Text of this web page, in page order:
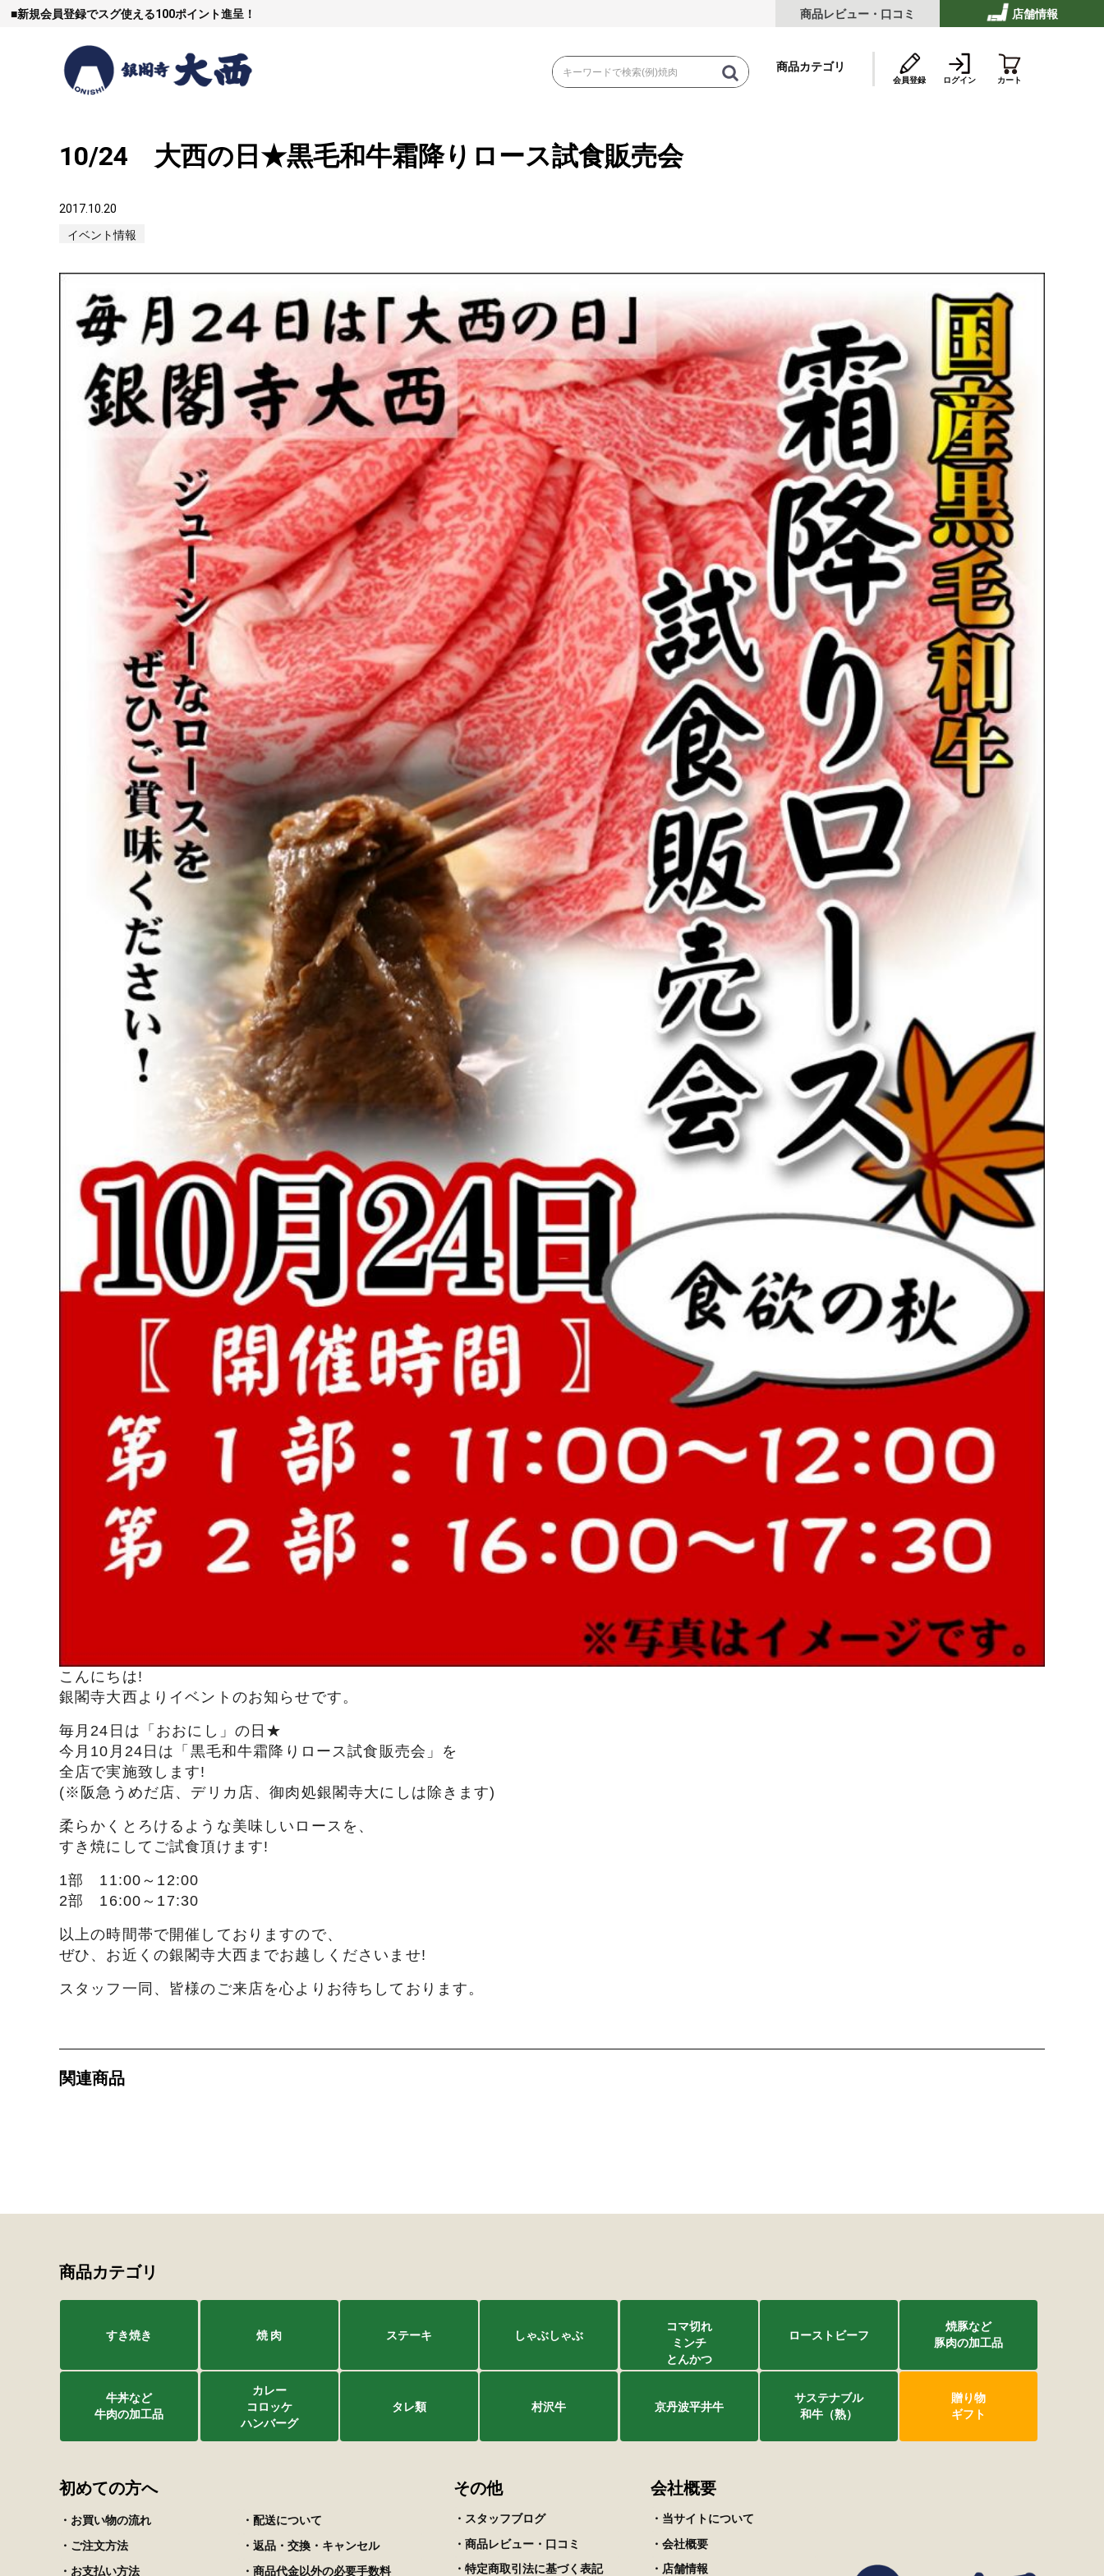
■新規会員登録でスグ使える100ポイント進呈！ 店舗情報
商品レビュー・口コミ
商品カテゴリ
焼豚など（豚肉の加工品） 牛丼など（牛肉の加工品） カレー・コロッケ・ハンバーグ
タレ類 村沢牛 京丹波平井牛
サステナブル・和牛（熟） 千代幻豚 贈り物・ギフト
会員登録 ログイン カート
10/24 大西の日★黒毛和牛霜降りロース試食販売会
2017.10.20
イベント情報
こんにちは!
銀閣寺大西よりイベントのお知らせです。
毎月24日は「おおにし」の日★
今月10月24日は「黒毛和牛霜降りロース試食販売会」を
全店で実施致します!
(※阪急うめだ店、デリカ店、御肉処銀閣寺大にしは除きます)
柔らかくとろけるような美味しいロースを、
すき焼にしてご試食頂けます!
1部 11:00～12:00
2部 16:00～17:30
以上の時間帯で開催しておりますので、
ぜひ、お近くの銀閣寺大西までお越しくださいませ!
スタッフ一同、皆様のご来店を心よりお待ちしております。
関連商品
商品カテゴリ
すき焼き 焼 肉 ステーキ しゃぶしゃぶ
コマ切れ
ミンチ
とんかつ
ローストビーフ
焼豚など
豚肉の加工品
牛丼など
牛肉の加工品
カレー
コロッケ
ハンバーグ
タレ類 村沢牛 京丹波平井牛
サステナブル
和牛（熟）
贈り物
ギフト
初めての方へ
・お買い物の流れ
・配送について
・ご注文方法
・返品・交換・キャンセル
・お支払い方法
・商品代金以外の必要手数料
その他
・スタッフブログ
・商品レビュー・口コミ
・特定商取引法に基づく表記
会社概要
・当サイトについて
・会社概要
・店舗情報